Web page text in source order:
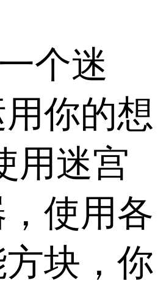
个迷
你的想
用迷宫
使用各
块，你